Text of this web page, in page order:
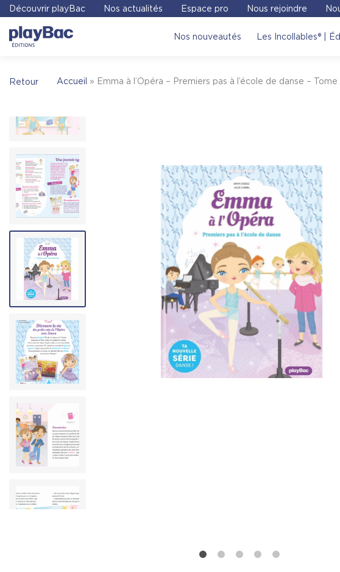
Découvrir playBac Nos actualités Espace pro Nous rejoindre
Nos nouveautés Les Incollables® |
Retour Accueil » Emma à l’Opéra – Premiers pas à l’école de danse – Tome
Pour trouver une librairie où acheter
l’école de danse – Tome 2, on vous invite à visiter le site
Place des Libraires
Voir
Panneau de gestion des cookies